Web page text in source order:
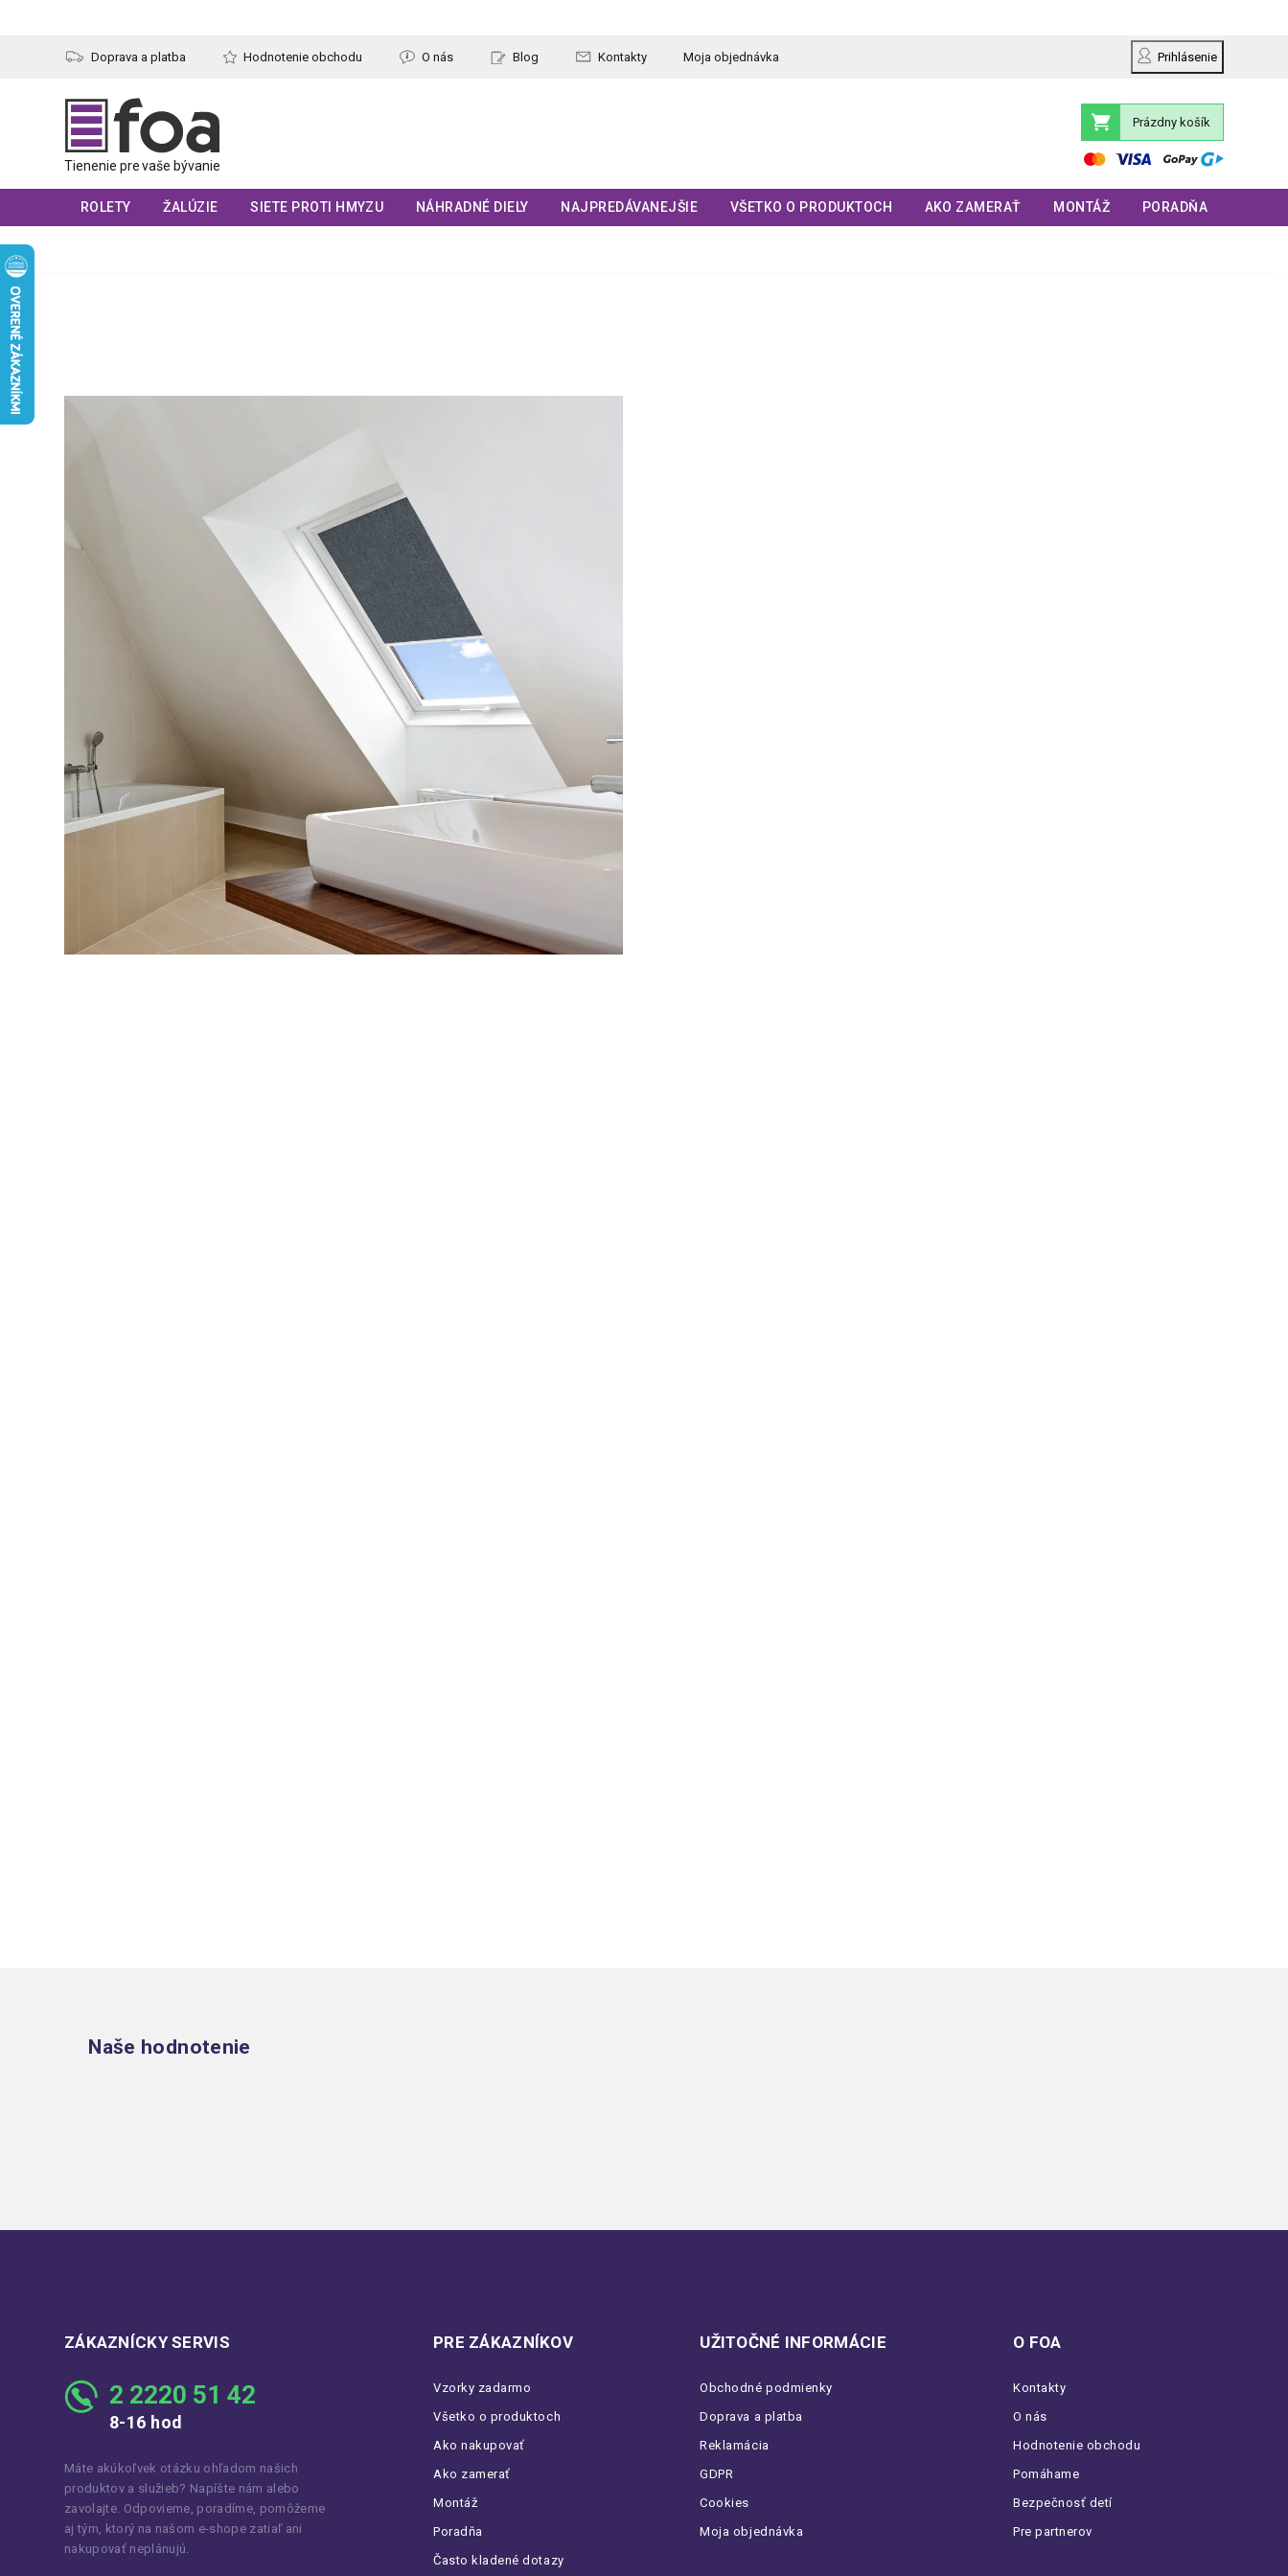
Doprava a platba Hodnotenie obchodu O nás Blog Kontakty Moja objednávka Prihlásenie
Nákupný
košík
Prázdny košík
ROLETY ŽALÚZIE SIETE PROTI HMYZU NÁHRADNÉ DIELY NAJPREDÁVANEJŠIE VŠETKO O PRODUKTOCH AKO ZAMERAŤ MONTÁŽ PORADŇA
Naše hodnotenie
ZÁKAZNÍCKY SERVIS
2 2220 51 42
8-16 hod
Máte akúkoľvek otázku ohľadom našich
produktov a služieb? Napíšte nám alebo
zavolajte. Odpovieme, poradíme, pomôžeme
aj tým, ktorý na našom e-shope zatiaľ ani
nakupovať neplánujú.
PRE ZÁKAZNÍKOV
Vzorky zadarmo
Všetko o produktoch
Ako nakupovať
Ako zamerať
Montáž
Poradňa
Často kladené dotazy
UŽITOČNÉ INFORMÁCIE
Obchodné podmienky
Doprava a platba
Reklamácia
GDPR
Cookies
Moja objednávka
O FOA
Kontakty
O nás
Hodnotenie obchodu
Pomáhame
Bezpečnosť detí
Pre partnerov